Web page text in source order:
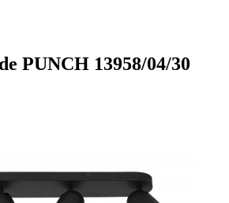
PUNCH 13958/04/30